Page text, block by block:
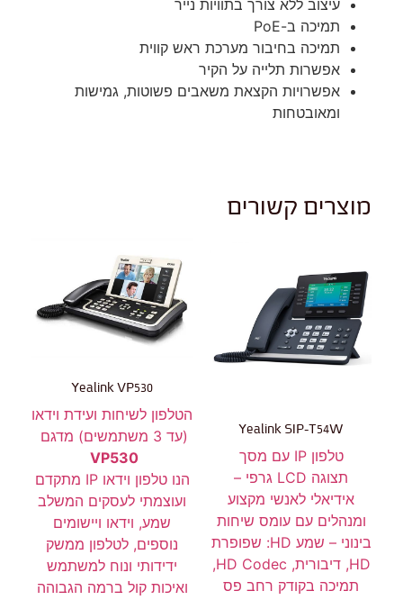
עיצוב ללא צורך בתוויות נייר
תמיכה ב-PoE
תמיכה בחיבור מערכת ראש קווית
אפשרות תלייה על הקיר
אפשרויות הקצאת משאבים פשוטות, גמישות
ומאובטחות
מוצרים קשורים
Yealink SIP-T54W
טלפון IP עם מסך
תצוגה LCD גרפי –
אידיאלי לאנשי מקצוע
ומנהלים עם עומס שיחות
בינוני – שמע HD: שפופרת
HD, דיבורית, HD Codec,
תמיכה בקודק רחב פס
Yealink VP530
הטלפון לשיחות ועידת וידאו
(עד 3 משתמשים) מדגם
VP530
הנו טלפון וידאו IP מתקדם
ועוצמתי לעסקים המשלב
שמע, וידאו ויישומים
נוספים, לטלפון ממשק
ידידותי ונוח למשתמש
ואיכות קול ברמה הגבוהה